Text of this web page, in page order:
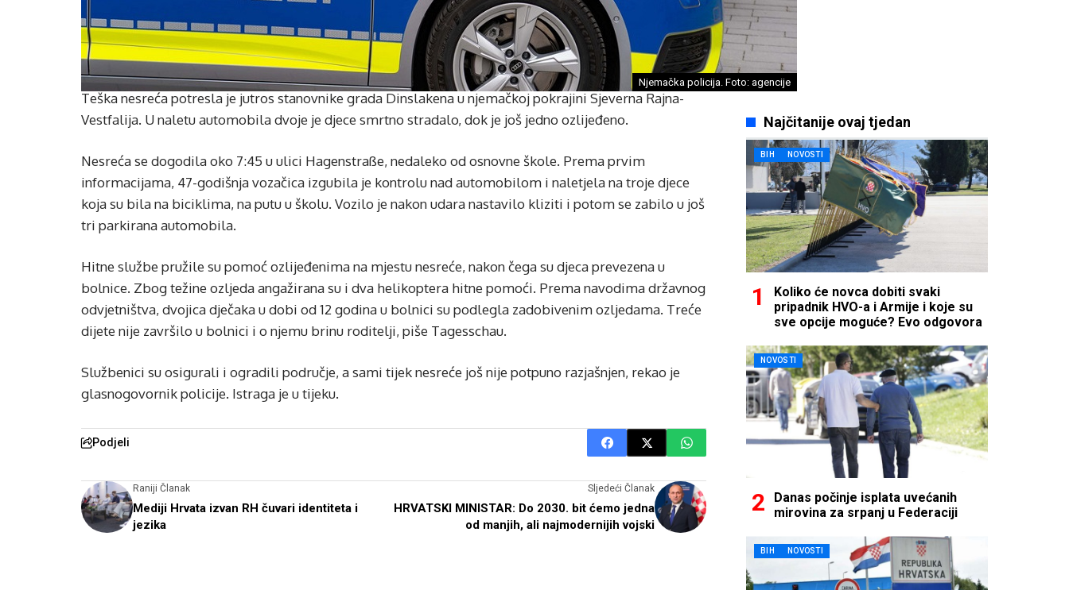
Njemačka policija. Foto: agencije
Teška nesreća potresla je jutros stanovnike grada Dinslakena u njemačkoj pokrajini Sjeverna Rajna-
Vestfalija. U naletu automobila dvoje je djece smrtno stradalo, dok je još jedno ozlijeđeno.
Nesreća se dogodila oko 7:45 u ulici Hagenstraße, nedaleko od osnovne škole. Prema prvim
informacijama, 47-godišnja vozačica izgubila je kontrolu nad automobilom i naletjela na troje djece
koja su bila na biciklima, na putu u školu. Vozilo je nakon udara nastavilo kliziti i potom se zabilo u još
tri parkirana automobila.
Hitne službe pružile su pomoć ozlijeđenima na mjestu nesreće, nakon čega su djeca prevezena u
bolnice. Zbog težine ozljeda angažirana su i dva helikoptera hitne pomoći. Prema navodima državnog
odvjetništva, dvojica dječaka u dobi od 12 godina u bolnici su podlegla zadobivenim ozljedama. Treće
dijete nije završilo u bolnici i o njemu brinu roditelji, piše Tagesschau.
Službenici su osigurali i ogradili područje, a sami tijek nesreće još nije potpuno razjašnjen, rekao je
glasnogovornik policije. Istraga je u tijeku.
Podjeli
Raniji Članak
Mediji Hrvata izvan RH čuvari identiteta i
jezika
Sljedeći Članak
HRVATSKI MINISTAR: Do 2030. bit ćemo jedna
od manjih, ali najmodernijih vojski
Najčitanije ovaj tjedan
BIH NOVOSTI
Koliko će novca dobiti svaki
pripadnik HVO-a i Armije i koje su
sve opcije moguće? Evo odgovora
NOVOSTI
Danas počinje isplata uvećanih
mirovina za srpanj u Federaciji
BIH NOVOSTI